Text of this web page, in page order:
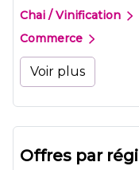
Chai / Vinification
Commerce
Voir plus
Offres par